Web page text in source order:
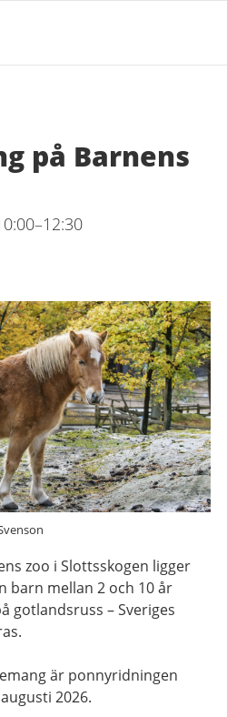
på Barnens
zoo i Slottsskogen ligger
barn mellan 2 och 10 år
gotlandsruss – Sveriges
är ponnyridningen
2026.